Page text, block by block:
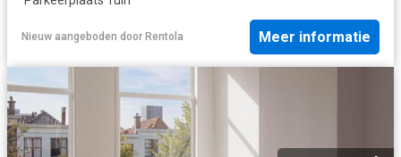
Nieuw aangeboden door Rentola Meer informatie